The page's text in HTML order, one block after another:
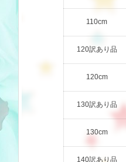
110cm
120訳あり品
120cm
130訳あり品
130cm
140訳あり品